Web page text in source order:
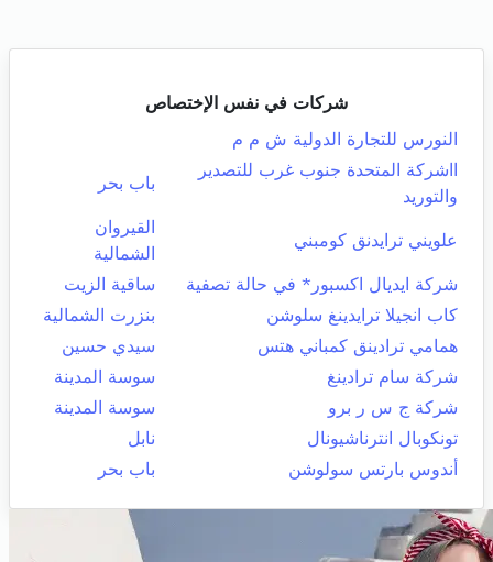
شركات في نفس الإختصاص
النورس للتجارة الدولية ش م م
ااشركة المتحدة جنوب غرب للتصدير
والتوريد
باب بحر
علويني ترايدنق كومبني
القيروان
الشمالية
شركة ايديال اكسبور* في حالة تصفية
ساقية الزيت
كاب انجيلا ترايدينغ سلوشن
بنزرت الشمالية
همامي ترادينق كمباني هتس
سيدي حسين
شركة سام ترادينغ
سوسة المدينة
شركة ج س ر برو
سوسة المدينة
تونكوبال انترناشيونال
نابل
أندوس بارتس سولوشن
باب بحر